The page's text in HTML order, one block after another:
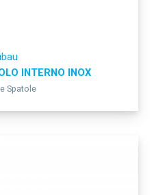
INTERNO INOX
Spatole